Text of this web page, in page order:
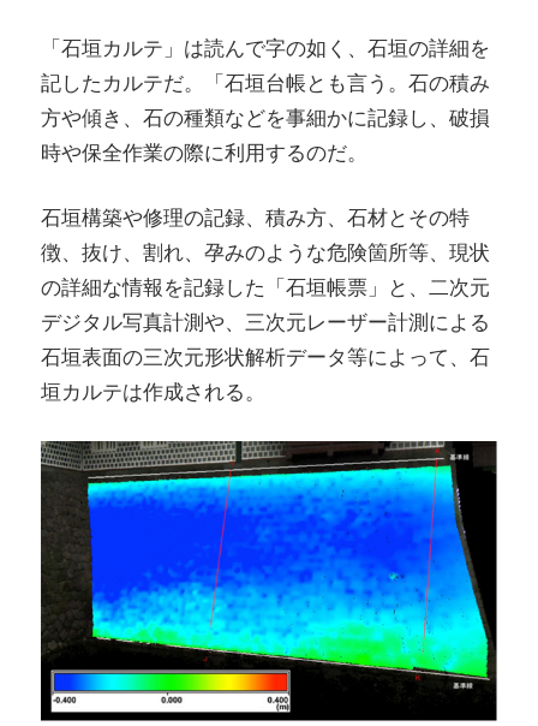
「石垣カルテ」は読んで字の如く、石垣の詳細を
記したカルテだ。「石垣台帳とも言う。石の積み
方や傾き、石の種類などを事細かに記録し、破損
時や保全作業の際に利用するのだ。
石垣構築や修理の記録、積み方、石材とその特
徴、抜け、割れ、孕みのような危険箇所等、現状
の詳細な情報を記録した「石垣帳票」と、二次元
デジタル写真計測や、三次元レーザー計測による
石垣表面の三次元形状解析データ等によって、石
垣カルテは作成される。